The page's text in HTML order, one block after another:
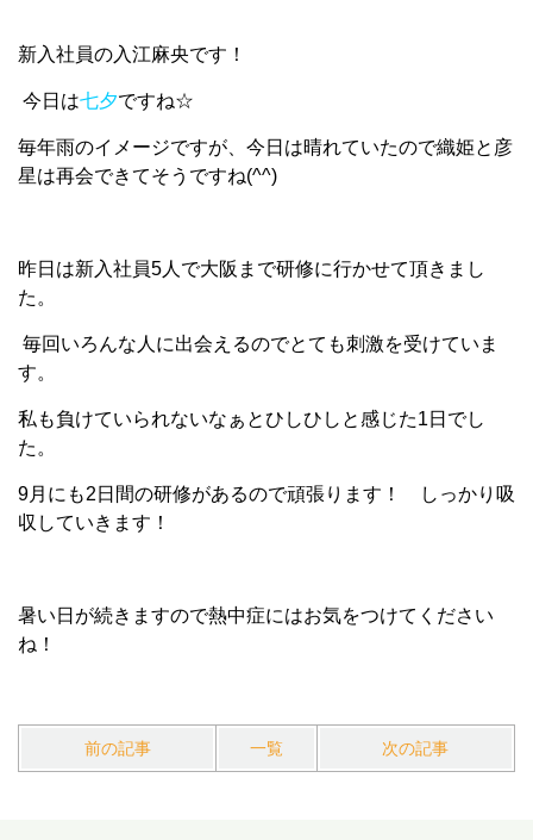
新入社員の入江麻央です！
今日は七夕ですね☆
毎年雨のイメージですが、今日は晴れていたので織姫と彦
星は再会できてそうですね(^^)
昨日は新入社員5人で大阪まで研修に行かせて頂きまし
た。
毎回いろんな人に出会えるのでとても刺激を受けていま
す。
私も負けていられないなぁとひしひしと感じた1日でし
た。
9月にも2日間の研修があるので頑張ります！ しっかり吸
収していきます！
暑い日が続きますので熱中症にはお気をつけてください
ね！
前の記事 一覧 次の記事